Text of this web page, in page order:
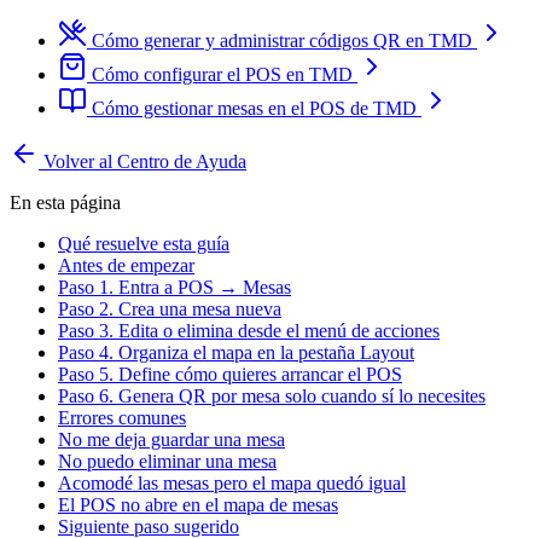
Cómo generar y administrar códigos QR en TMD
Cómo configurar el POS en TMD
Cómo gestionar mesas en el POS de TMD
Volver al Centro de Ayuda
En esta página
Qué resuelve esta guía
Antes de empezar
Paso 1. Entra a POS → Mesas
Paso 2. Crea una mesa nueva
Paso 3. Edita o elimina desde el menú de acciones
Paso 4. Organiza el mapa en la pestaña Layout
Paso 5. Define cómo quieres arrancar el POS
Paso 6. Genera QR por mesa solo cuando sí lo necesites
Errores comunes
No me deja guardar una mesa
No puedo eliminar una mesa
Acomodé las mesas pero el mapa quedó igual
El POS no abre en el mapa de mesas
Siguiente paso sugerido